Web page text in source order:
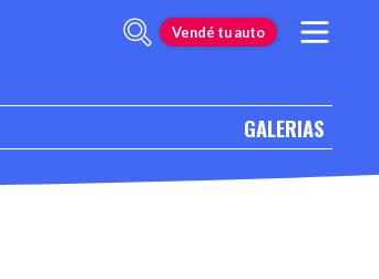
Vendé tu auto
GALERIAS